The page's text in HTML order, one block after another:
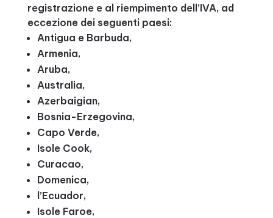
registrazione e al riempimento dell’IVA, ad
eccezione dei seguenti paesi:
Antigua e Barbuda,
Armenia,
Aruba,
Australia,
Azerbaigian,
Bosnia-Erzegovina,
Capo Verde,
Isole Cook,
Curacao,
Domenica,
l’Ecuador,
Isole Faroe,